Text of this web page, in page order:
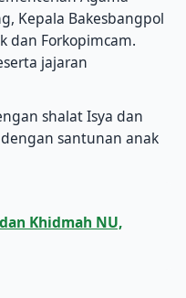
Kepala Bakesbangpol
dan Forkopimcam.
jajaran
shalat Isya dan
santunan anak
Khidmah NU,